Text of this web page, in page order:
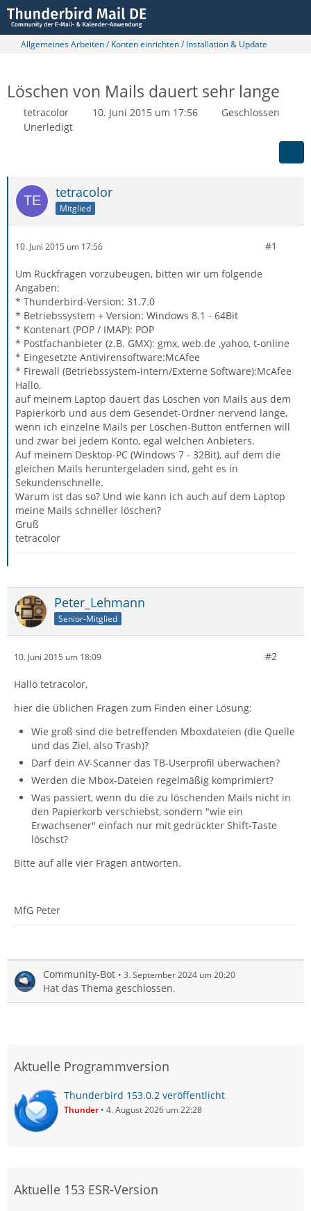
Allgemeines Arbeiten / Konten einrichten / Installation & Update
Löschen von Mails dauert sehr lange
tetracolor 10. Juni 2015 um 17:56
Geschlossen
Unerledigt
tetracolor
Mitglied
10. Juni 2015 um 17:56 #1
Um Rückfragen vorzubeugen, bitten wir um folgende
Angaben:
* Thunderbird-Version: 31.7.0
* Betriebssystem + Version: Windows 8.1 - 64Bit
* Kontenart (POP / IMAP): POP
* Postfachanbieter (z.B. GMX): gmx, web.de ,yahoo, t-online
* Eingesetzte Antivirensoftware:McAfee
* Firewall (Betriebssystem-intern/Externe Software):McAfee
Hallo,
auf meinem Laptop dauert das Löschen von Mails aus dem
Papierkorb und aus dem Gesendet-Ordner nervend lange,
wenn ich einzelne Mails per Löschen-Button entfernen will
und zwar bei jedem Konto, egal welchen Anbieters.
Auf meinem Desktop-PC (Windows 7 - 32Bit), auf dem die
gleichen Mails heruntergeladen sind, geht es in
Sekundenschnelle.
Warum ist das so? Und wie kann ich auch auf dem Laptop
meine Mails schneller löschen?
Gruß
tetracolor
Peter_Lehmann
Senior-Mitglied
10. Juni 2015 um 18:09 #2
Hallo tetracolor,
hier die üblichen Fragen zum Finden einer Lösung:
Wie groß sind die betreffenden Mboxdateien (die Quelle
und das Ziel, also Trash)?
Darf dein AV-Scanner das TB-Userprofil überwachen?
Werden die Mbox-Dateien regelmäßig komprimiert?
Was passiert, wenn du die zu löschenden Mails nicht in
den Papierkorb verschiebst, sondern "wie ein
Erwachsener" einfach nur mit gedrückter Shift-Taste
löschst?
Bitte auf alle vier Fragen antworten.
MfG Peter
Community-Bot 3. September 2024 um 20:20
Hat das Thema geschlossen.
Aktuelle Programmversion
Thunderbird 153.0.2 veröffentlicht
Thunder 4. August 2026 um 22:28
Aktuelle 153 ESR-Version